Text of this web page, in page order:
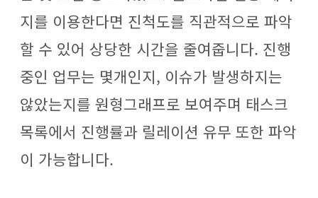
지를 이용한다면 진척도를 직관적으로 파악
할 수 있어 상당한 시간을 줄여줍니다. 진행
중인 업무는 몇개인지, 이슈가 발생하지는
않았는지를 원형그래프로 보여주며 태스크
목록에서 진행률과 릴레이션 유무 또한 파악
이 가능합니다.